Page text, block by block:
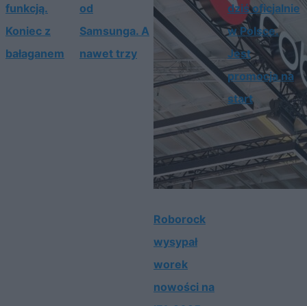
funkcją.
Koniec z
bałaganem
od
Samsunga. A
nawet trzy
Roborock
wysypał
worek
nowości na
dziś oficjalnie
w Polsce.
Jest
promocja na
start